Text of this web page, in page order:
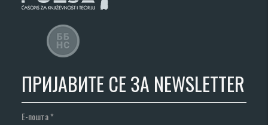
ПРИЈАВИТЕ СЕ ЗА NEWSLETTER
Е-пошта*